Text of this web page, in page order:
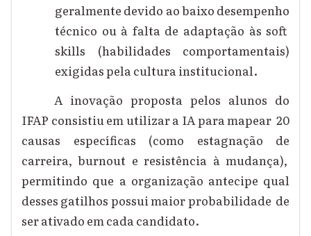
geralmente devido ao baixo desempenho
técnico ou à falta de adaptação às soft
skills (habilidades comportamentais)
exigidas pela cultura institucional.
A inovação proposta pelos alunos do
IFAP consistiu em utilizar a IA para mapear 20
causas específicas (como estagnação de
carreira, burnout e resistência à mudança),
permitindo que a organização antecipe qual
desses gatilhos possui maior probabilidade de
ser ativado em cada candidato.